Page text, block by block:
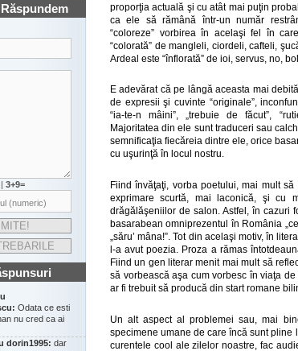
3+9=
Odata ce esti
nu cred ca ai
dorin1995: dar
proporţia actuală şi cu atât mai puţin
ca ele să rămână într-un număr
“coloreze” vorbirea în acelaşi fel în
“colorată” de mangleli, ciordeli, cafteli,
Ardeal este “înflorată” de ioi, servus, no,
E adevărat că pe lângă aceasta mai
de expresii şi cuvinte “originale”,
“ia-te-n mâini”, „trebuie de făcut”,
Majoritatea din ele sunt traduceri sau
semnificaţia fiecăreia dintre ele, orice
cu uşurinţă în locul nostru.
Fiind învăţaţi, vorba poetului, mai mult
exprimare scurtă, mai laconică, şi cu
drăgălăşeniilor de salon. Astfel, în cazuri
basarabean omniprezentul în România
„săru’ mâna!”. Tot din acelaşi motiv, în
l-a avut poezia. Proza a rămas
Fiind un gen literar menit mai mult să
să vorbească aşa cum vorbesc în viaţa
ar fi trebuit să producă din start romane
Un alt aspect al problemei sau, mai
specimene umane de care încă sunt pline
curentele cool ale zilelor noastre, fac